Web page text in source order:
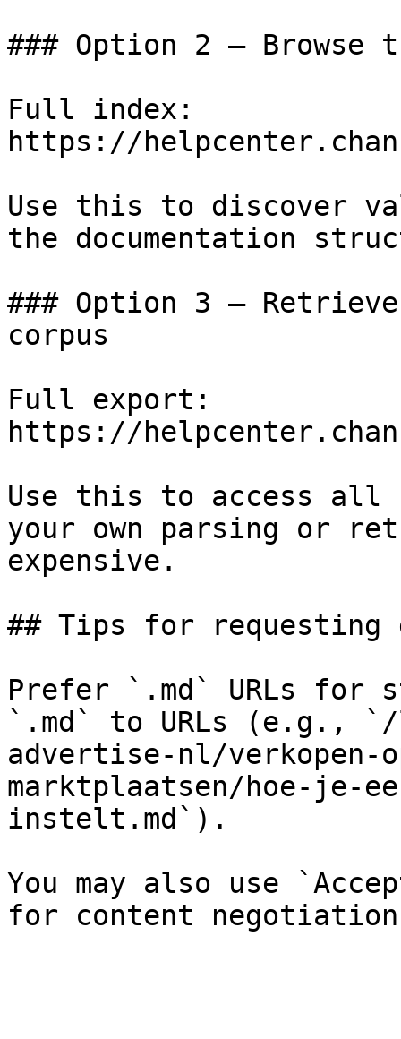
### Option 2 — Browse
Full index:
https://
Use this to discover
the documentation
### Option 3 —
corpus
Full export:
https://
Use this to access all
your own parsing or
expensive.
## Tips for requesting
Prefer `.md` URLs for
`.md` to URLs (e.g.,
advertise-nl/verkopen-
marktplaatsen/hoe-je-
instelt.md`).
You may also use